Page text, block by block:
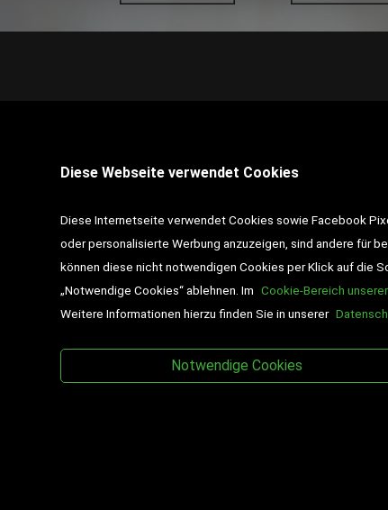
7423 Pinkafeld
pinkafeld@desch-drexler.at
Wir liefern ausschließlich nach
Diese Webseite verwendet Cookies
Diese Internetseite verwendet Cookies sowie Facebook
oder personalisierte Werbung anzuzeigen, sind andere für
können diese nicht notwendigen Cookies per Klick auf die
„Notwendige Cookies“ ablehnen. Im Cookie-Bereich
Weitere Informationen hierzu finden Sie in unserer
Notwendige Cookies